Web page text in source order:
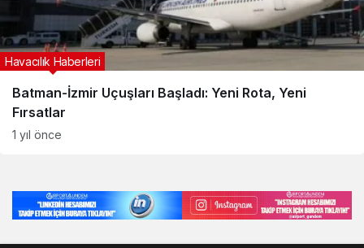
Batman-İzmir Uçuşları Başladı: Yeni Rota, Yeni
Fırsatlar
Havacılık Haberleri
1 yıl önce